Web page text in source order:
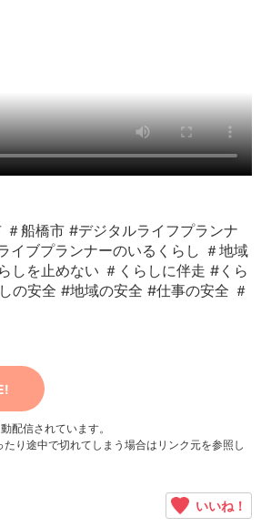
＃船橋市 #デジタルライフプランナ
イブプランナーのいるくらし ＃地域
しを止めない ＃くらしに伴走 #くら
の安全 #地域の安全 #仕事の安全 ＃
配信されています。
り途中で切れてしまう場合はリンク元を参照し
いいね！